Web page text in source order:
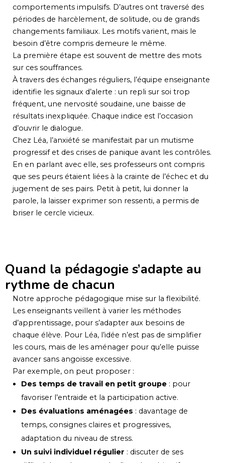
comportements impulsifs. D’autres ont traversé des
périodes de harcèlement, de solitude, ou de grands
changements familiaux. Les motifs varient, mais le
besoin d’être compris demeure le même.
La première étape est souvent de mettre des mots
sur ces souffrances.
À travers des échanges réguliers, l’équipe enseignante
identifie les signaux d’alerte : un repli sur soi trop
fréquent, une nervosité soudaine, une baisse de
résultats inexpliquée. Chaque indice est l’occasion
d’ouvrir le dialogue.
Chez Léa, l’anxiété se manifestait par un mutisme
progressif et des crises de panique avant les contrôles.
En en parlant avec elle, ses professeurs ont compris
que ses peurs étaient liées à la crainte de l’échec et du
jugement de ses pairs. Petit à petit, lui donner la
parole, la laisser exprimer son ressenti, a permis de
briser le cercle vicieux.
Quand la pédagogie s’adapte au
rythme de chacun
Notre approche pédagogique mise sur la flexibilité.
Les enseignants veillent à varier les méthodes
d’apprentissage, pour s’adapter aux besoins de
chaque élève. Pour Léa, l’idée n’est pas de simplifier
les cours, mais de les aménager pour qu’elle puisse
avancer sans angoisse excessive.
Par exemple, on peut proposer :
Des temps de travail en petit groupe : pour
favoriser l’entraide et la participation active.
Des évaluations aménagées : davantage de
temps, consignes claires et progressives,
adaptation du niveau de stress.
Un suivi individuel régulier : discuter de ses